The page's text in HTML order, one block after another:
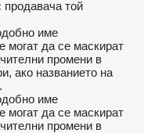
продавача той
име
могат да се маскират
промени в
ако названието на
име
могат да се маскират
промени в